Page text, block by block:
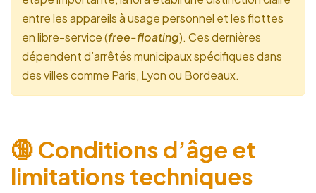
entre les appareils à usage personnel et les flottes
en libre-service (free-floating). Ces dernières
dépendent d’arrêtés municipaux spécifiques dans
des villes comme Paris, Lyon ou Bordeaux.
🔞 Conditions d’âge et
limitations techniques